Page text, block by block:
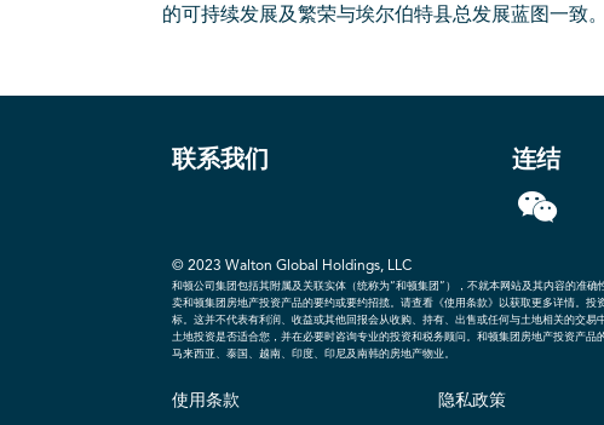
的可持续发展及繁荣与埃尔伯特县总发展蓝图一致。
联系我们 连结
© 2023 Walton Global Holdings, LLC
和顿公司集团包括其附属及关联实体（统称为“和顿集团”），不就本网站及其内容的准
卖和顿集团房地产投资产品的要约或要约招揽。请查看《使用条款》以获取更多详情。
标。这并不代表有利润、收益或其他回报会从收购、持有、出售或任何与土地相关的交
土地投资是否适合您，并在必要时咨询专业的投资和税务顾问。和顿集团房地产投资产
马来西亚、泰国、越南、印度、印尼及南韩的房地产物业。
使用条款 隐私政策